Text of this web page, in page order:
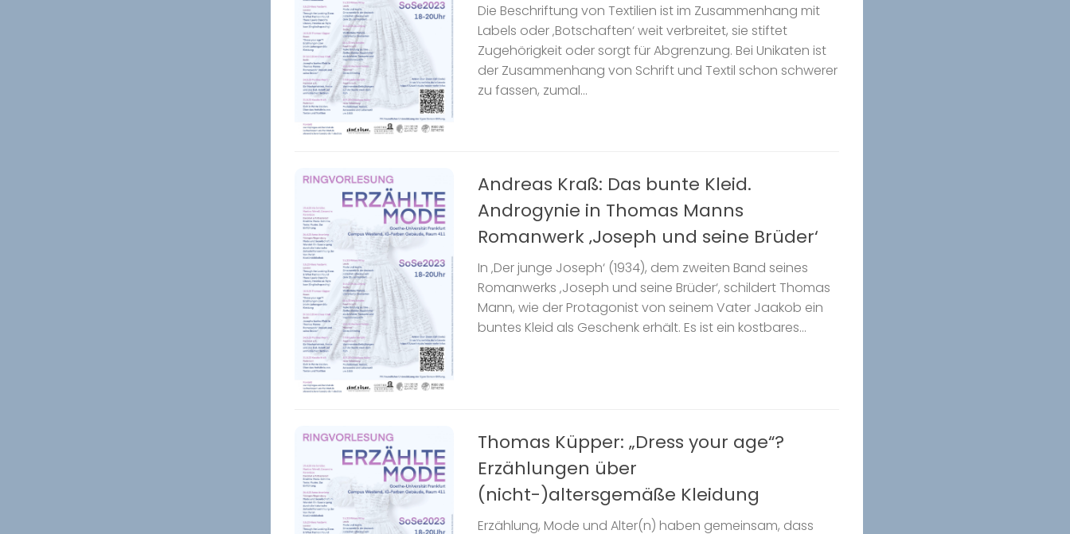
Die Beschriftung von Textilien ist im Zusammenhang mit
Labels oder ‚Botschaften‘ weit verbreitet, sie stiftet
Zugehörigkeit oder sorgt für Abgrenzung. Bei Unikaten ist
der Zusammenhang von Schrift und Textil schon schwerer
zu fassen, zumal...
Andreas Kraß: Das bunte Kleid.
Androgynie in Thomas Manns
Romanwerk ‚Joseph und seine Brüder‘
In ‚Der junge Joseph‘ (1934), dem zweiten Band seines
Romanwerks ‚Joseph und seine Brüder‘, schildert Thomas
Mann, wie der Protagonist von seinem Vater Jaakob ein
buntes Kleid als Geschenk erhält. Es ist ein kostbares...
Thomas Küpper: „Dress your age“?
Erzählungen über
(nicht-)altersgemäße Kleidung
Erzählung, Mode und Alter(n) haben gemeinsam, dass